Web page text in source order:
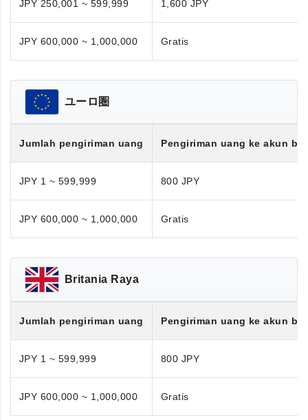
JPY 250,001 ~ 599,999 1,600 JPY
JPY 600,000 ~ 1,000,000 Gratis
ユーロ圏
Jumlah pengiriman uang Pengiriman uang ke akun
JPY 1 ~ 599,999 800 JPY
JPY 600,000 ~ 1,000,000 Gratis
Britania Raya
Jumlah pengiriman uang Pengiriman uang ke akun
JPY 1 ~ 599,999 800 JPY
JPY 600,000 ~ 1,000,000 Gratis